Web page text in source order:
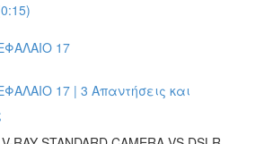
17
17 | 3 Απαντήσεις και